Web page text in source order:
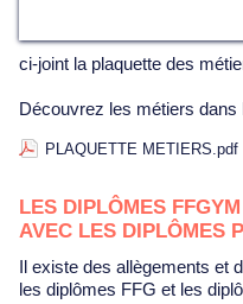
ci-joint la plaquette des
Découvrez les métiers
PLAQUETTE METIERS.pdf
LES DIPLÔMES
AVEC LES DIPLÔMES
Il existe des allègements et des équivalences possibles entre
les diplômes FFG et les